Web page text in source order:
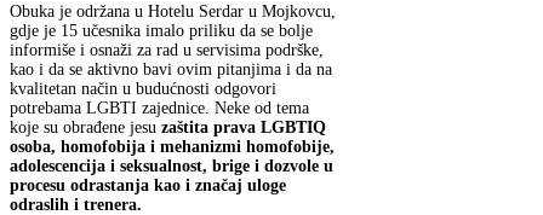
Obuka je održana u Hotelu Serdar u Mojkovcu,
gdje je 15 učesnika imalo priliku da se bolje
informiše i osnaži za rad u servisima podrške,
kao i da se aktivno bavi ovim pitanjima i da na
kvalitetan način u budućnosti odgovori
potrebama LGBTI zajednice. Neke od tema
koje su obrađene jesu zaštita prava LGBTIQ
osoba, homofobija i mehanizmi homofobije,
adolescencija i seksualnost, brige i dozvole u
procesu odrastanja kao i značaj uloge
odraslih i trenera.